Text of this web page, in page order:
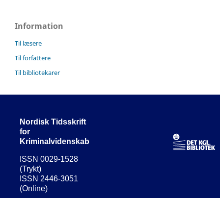
Information
Til læsere
Til forfattere
Til bibliotekarer
Nordisk Tidsskrift
for
Kriminalvidenskab
ISSN 0029-1528
(Trykt)
ISSN 2446-3051
(Online)